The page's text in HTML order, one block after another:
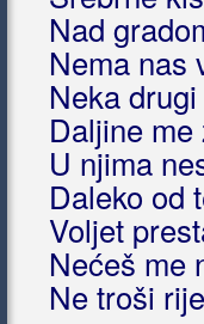
Nad
Nema nas
Neka
Daljine me
U njima
Daleko od
Voljet
Nećeš me
Ne troši